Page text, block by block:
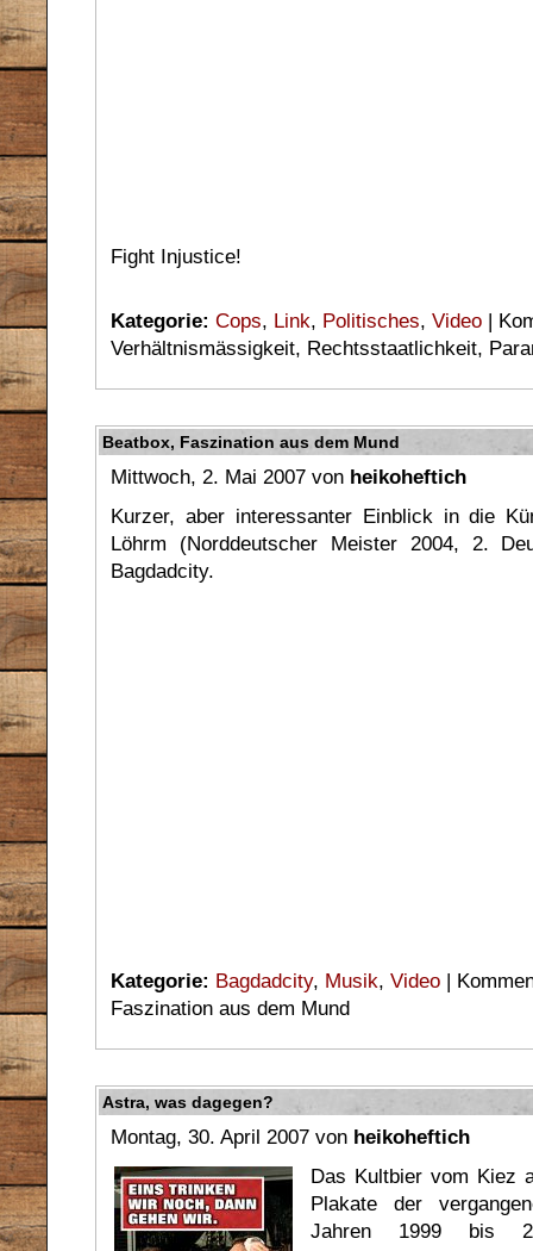
Fight Injustice!
Kategorie: Cops, Link, Politisches, Video |
Verhältnismässigkeit, Rechtsstaatlichkeit,
Beatbox, Faszination aus dem Mund
Mittwoch, 2. Mai 2007 von heikoheftich
Kurzer, aber interessanter Einblick in die
Löhrm (Norddeutscher Meister 2004, 2.
Bagdadcity.
Kategorie: Bagdadcity, Musik, Video |
Faszination aus dem Mund
Astra, was dagegen?
Montag, 30. April 2007 von heikoheftich
Das Kultbier vom Kiez
Plakate der
Jahren 1999 bis